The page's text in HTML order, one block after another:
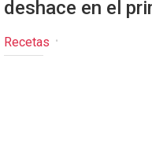
deshace en el
Recetas